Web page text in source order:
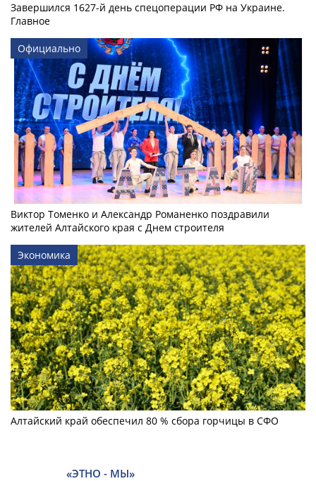
Завершился 1627-й день спецоперации РФ на Украине.
Главное
Официально
Виктор Томенко и Александр Романенко поздравили
жителей Алтайского края с Днем строителя
Экономика
Алтайский край обеспечил 80 % сбора горчицы в СФО
«ЭТНО - МЫ»